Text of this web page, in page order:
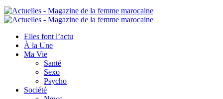
Elles font l’actu
À la Une
Ma Vie
Santé
Sexo
Psycho
Société